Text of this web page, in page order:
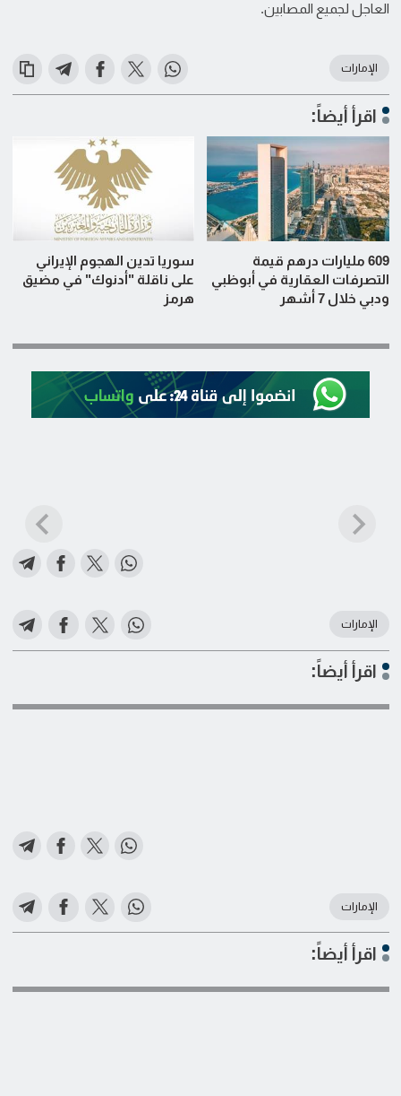
العاجل لجميع المصابين.
الإمارات
اقرأ أيضاً:
609 مليارات درهم قيمة
التصرفات العقارية في أبوظبي
ودبي خلال 7 أشهر
سوريا تدين الهجوم الإيراني
على ناقلة "أدنوك" في مضيق
هرمز ‏
الإمارات
اقرأ أيضاً:
الإمارات
اقرأ أيضاً: